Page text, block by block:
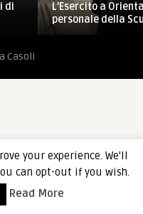
di
L’Esercito a
personale della
Casoli
your experience. We'll
can opt-out if you wish.
Read More